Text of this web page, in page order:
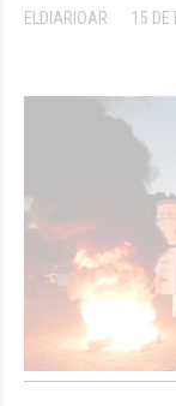
15 DE
ELDIARIOAR